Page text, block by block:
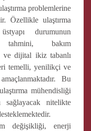
problemlerine
Özellikle ulaştırma
durumunun
tahmini, bakım
ve dijital ikiz tabanlı
temelli, yenilikçi ve
Bu
mühendisliği
sağlayacak nitelikte
değişikliği, enerji